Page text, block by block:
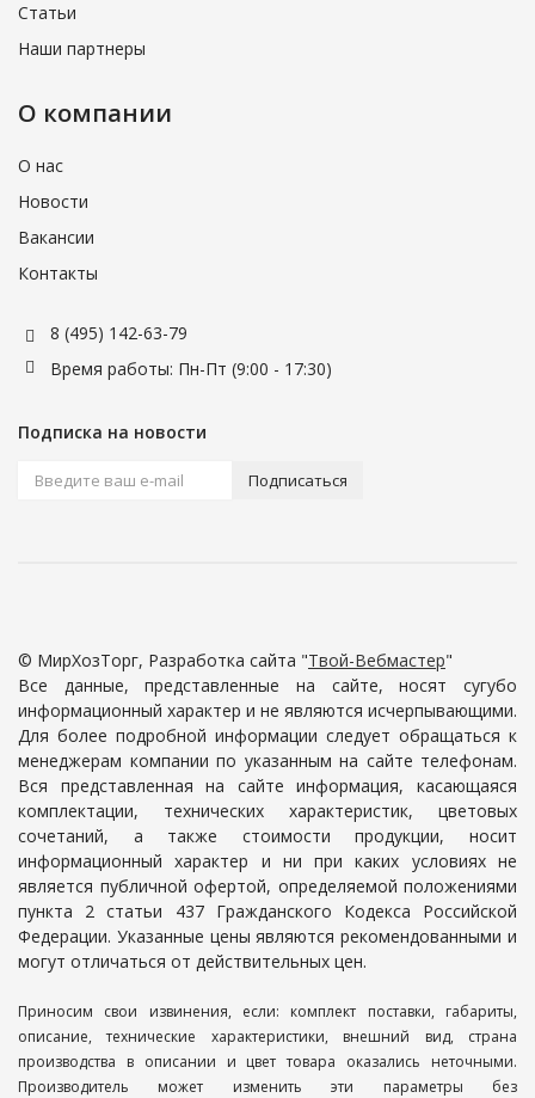
Статьи
Наши партнеры
О компании
О нас
Новости
Вакансии
Контакты
8 (495) 142-63-79
Время работы: Пн-Пт (9:00 - 17:30)
Подписка на новости
Подписаться
© МирХозТорг, Разработка сайта "Твой-Вебмастер"
Все данные, представленные на сайте, носят сугубо
информационный характер и не являются исчерпывающими.
Для более подробной информации следует обращаться к
менеджерам компании по указанным на сайте телефонам.
Вся представленная на сайте информация, касающаяся
комплектации, технических характеристик, цветовых
сочетаний, а также стоимости продукции, носит
информационный характер и ни при каких условиях не
является публичной офертой, определяемой положениями
пункта 2 статьи 437 Гражданского Кодекса Российской
Федерации. Указанные цены являются рекомендованными и
могут отличаться от действительных цен.
Приносим свои извинения, если: комплект поставки, габариты,
описание, технические характеристики, внешний вид, страна
производства в описании и цвет товара оказались неточными.
Производитель может изменить эти параметры без